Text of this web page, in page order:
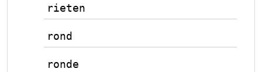
rieten
rond
ronde